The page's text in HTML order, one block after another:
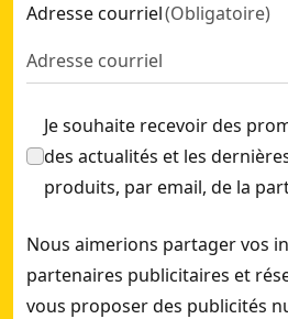
Adresse courriel(Obligatoire)
Je souhaite recevoir des
des actualités et les
produits, par email, de la part
Nous aimerions partager vos
partenaires publicitaires et
vous proposer des publicités